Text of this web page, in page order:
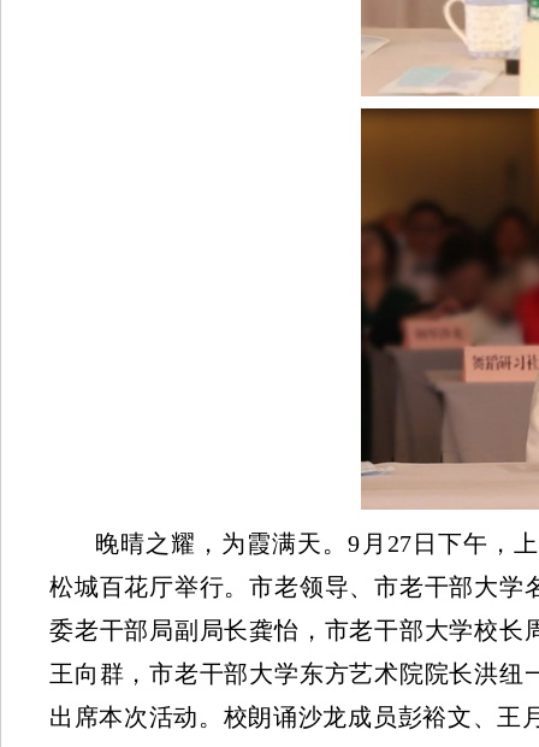
晚晴之耀，为霞满天。9月27日下午，
松城百花厅举行。市老领导、市老干部大学
委老干部局副局长龚怡，市老干部大学校
王向群，市老干部大学东方艺术院院长洪
出席本次活动。 校朗诵沙龙成员彭裕文、王